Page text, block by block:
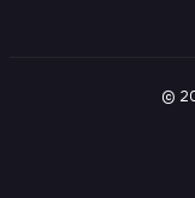
©